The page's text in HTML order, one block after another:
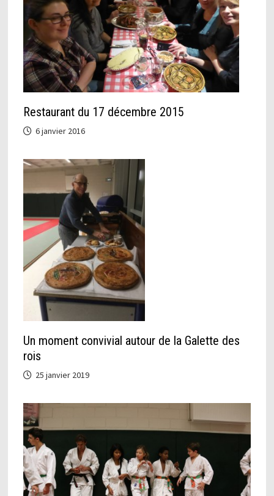
Restaurant du 17 décembre 2015
6 janvier 2016
Un moment convivial autour de la Galette des
rois
25 janvier 2019